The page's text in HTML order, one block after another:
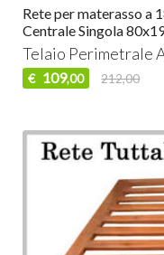
Rete per materasso a
Centrale Singola
Telaio Perimetrale
€ 109,00 212,00